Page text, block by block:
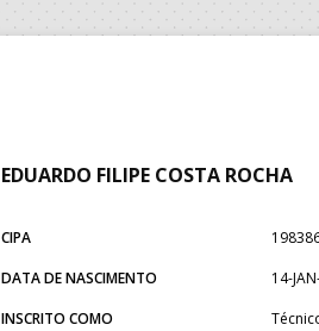
EDUARDO FILIPE COSTA ROCHA
CIPA
DATA DE NASCIMENTO
14-
INSCRITO COMO